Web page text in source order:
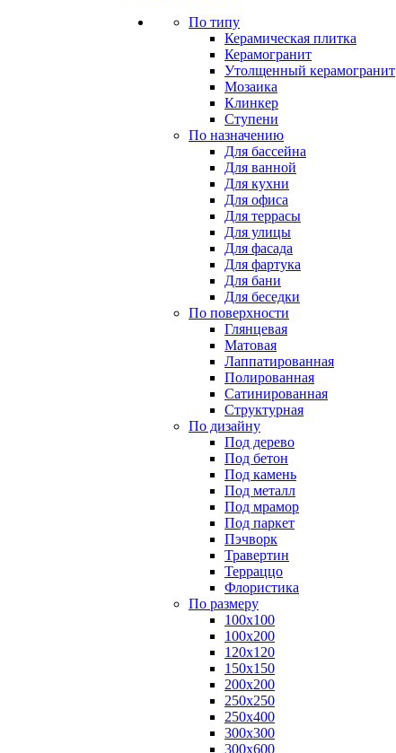
По типу
Керамическая плитка
Керамогранит
Утолщенный керамогранит
Мозаика
Клинкер
Ступени
По назначению
Для бассейна
Для ванной
Для кухни
Для офиса
Для террасы
Для улицы
Для фасада
Для фартука
Для бани
Для беседки
По поверхности
Глянцевая
Матовая
Лаппатированная
Полированная
Сатинированная
Структурная
По дизайну
Под дерево
Под бетон
Под камень
Под металл
Под мрамор
Под паркет
Пэчворк
Травертин
Терраццо
Флористика
По размеру
100х100
100х200
120х120
150х150
200х200
250х250
250х400
300х300
300х600